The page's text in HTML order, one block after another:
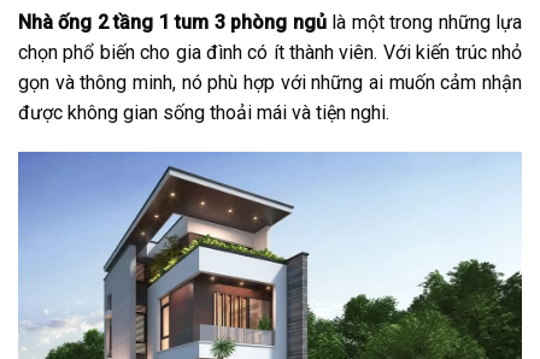
Nhà ống 2 tầng 1 tum 3 phòng ngủlà một trong những lựa
chọn phổ biến cho gia đình có ít thành viên. Với kiến trúc nhỏ
gọn và thông minh, nó phù hợp với những ai muốn cảm nhận
được không gian sống thoải mái và tiện nghi.